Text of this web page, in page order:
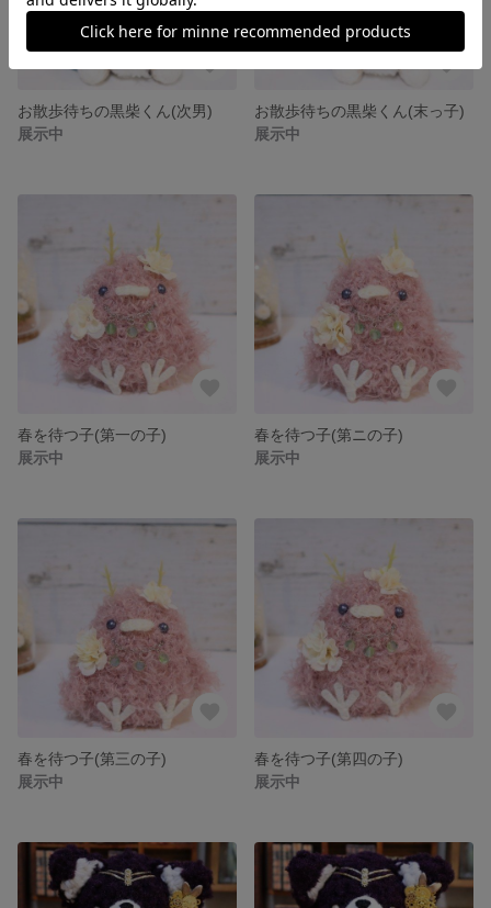
お散歩待ちの黒柴くん(次男)
展示中
お散歩待ちの黒柴くん(末っ子)
展示中
春を待つ子(第一の子)
展示中
春を待つ子(第ニの子)
展示中
春を待つ子(第三の子)
展示中
春を待つ子(第四の子)
展示中